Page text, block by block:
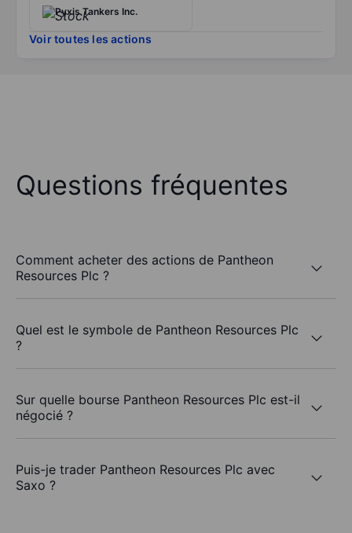
Pyxis Tankers Inc.
Voir toutes les actions
Questions fréquentes
Comment acheter des actions de Pantheon
Resources Plc ?
Quel est le symbole de Pantheon Resources Plc
?
Sur quelle bourse Pantheon Resources Plc est-il
négocié ?
Puis-je trader Pantheon Resources Plc avec
Saxo ?